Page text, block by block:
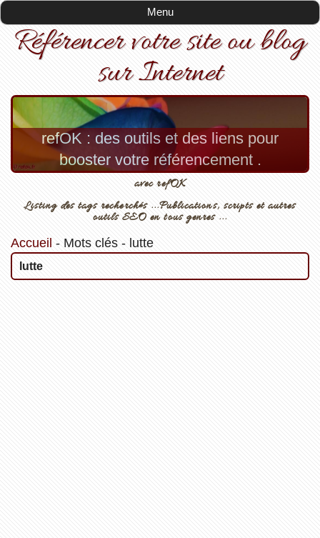
Menu
Référencer votre site ou blog
sur Internet
refOK : des outils et des liens pour
booster votre référencement .
avec refOK
Listing des tags recherchés ...Publications, scripts et autres
outils SEO en tous genres ...
Accueil - Mots clés- lutte
lutte